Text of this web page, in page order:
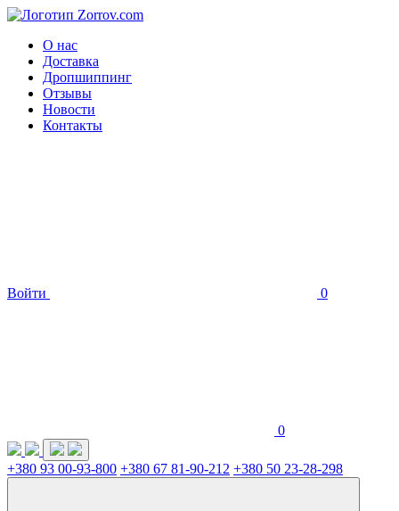
О нас
Доставка
Дропшиппинг
Отзывы
Новости
Контакты
Войти 0
0
+380 93 00-93-800 +380 67 81-90-212 +380 50 23-28-298